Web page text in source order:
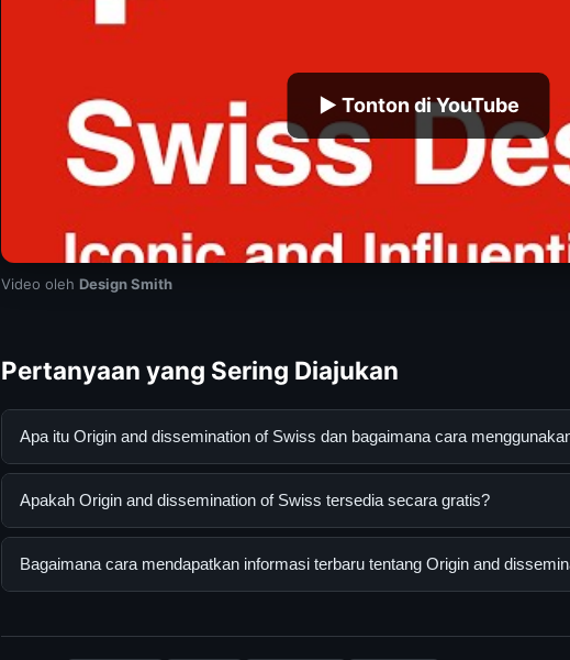
▶ Tonton di YouTube
Video oleh Design Smith
Pertanyaan yang Sering Diajukan
Apa itu Origin and dissemination of Swiss dan bagaimana cara
Origin and dissemination of Swiss adalah layanan digital yang dirancang
resmi dan mengikuti panduan yang tersedia.
Apakah Origin and dissemination of Swiss tersedia secara gratis?
Ya, Origin and dissemination of Swiss dapat diakses secara gratis oleh
Bagaimana cara mendapatkan informasi terbaru tentang Origin and